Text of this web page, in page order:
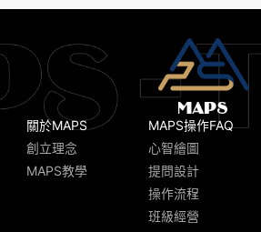
關於MAPS
創立理念
MAPS教學
MAPS操作FAQ
心智繪圖
提問設計
操作流程
班級經營